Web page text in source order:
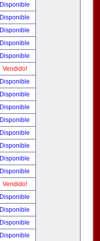
Disponible
Disponible
Disponible
Disponible
Disponible
Vendido!
Disponible
Disponible
Disponible
Disponible
Disponible
Disponible
Disponible
Disponible
Vendido!
Disponible
Disponible
Disponible
Disponible